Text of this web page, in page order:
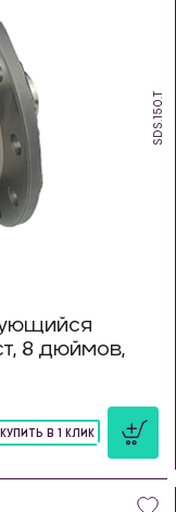
SDS.150.T
8 дюймов,
КУПИТЬ В 1 КЛИК